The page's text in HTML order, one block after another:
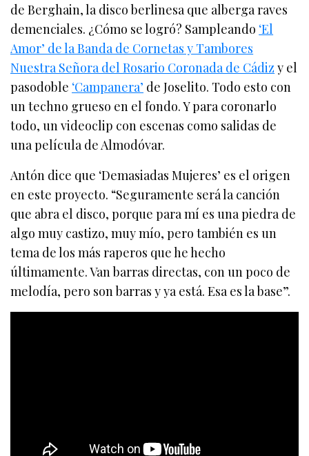
de Berghain, la disco berlinesa que alberga raves
demenciales. ¿Cómo se logró? Sampleando ‘El
Amor’ de la Banda de Cornetas y Tambores
Nuestra Señora del Rosario Coronada de Cádiz y el
pasodoble ‘Campanera’ de Joselito. Todo esto con
un techno grueso en el fondo. Y para coronarlo
todo, un videoclip con escenas como salidas de
una película de Almodóvar.
Antón dice que ‘Demasiadas Mujeres’ es el origen
en este proyecto. “Seguramente será la canción
que abra el disco, porque para mí es una piedra de
algo muy castizo, muy mío, pero también es un
tema de los más raperos que he hecho
últimamente. Van barras directas, con un poco de
melodía, pero son barras y ya está. Esa es la base”.